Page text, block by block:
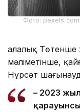
Фото: pexels.com
Қалалық Төтенше
мәліметінше,
Нұрсәт
– 2023